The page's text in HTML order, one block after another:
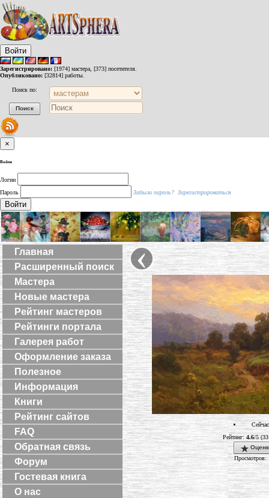
Войти
Зарегистрировано: [1974] мастера, [373] посетителя.
Опубликовано: [32814] работы.
Поиск по:
×
Войти
Логин
Пароль
Забыли пароль? Зарегистрироваться
Войти
Главная
Расширенный поиск
Мастера
Новые мастера
Рейтинг мастеров
Рейтинги портала
Галерея работ
Оформление заказа
Полезное
Информация
Книги
Рейтинг сайтов
FAQ
Обратная связь
Форум
Гостевая книга
О нас
‹
Рейтинг:4.6/5 (33
Просмотров: